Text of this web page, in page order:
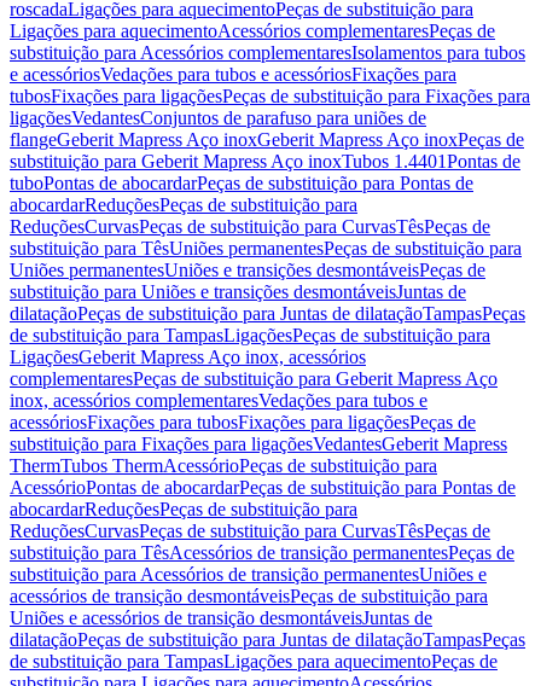
roscadaLigações para aquecimentoPeças de substituição para
Ligações para aquecimentoAcessórios complementaresPeças de
substituição para Acessórios complementaresIsolamentos para tubos
e acessóriosVedações para tubos e acessóriosFixações para
tubosFixações para ligaçõesPeças de substituição para Fixações para
ligaçõesVedantesConjuntos de parafuso para uniões de
flangeGeberit Mapress Aço inoxGeberit Mapress Aço inoxPeças de
substituição para Geberit Mapress Aço inoxTubos 1.4401Pontas de
tuboPontas de abocardarPeças de substituição para Pontas de
abocardarReduçõesPeças de substituição para
ReduçõesCurvasPeças de substituição para CurvasTêsPeças de
substituição para TêsUniões permanentesPeças de substituição para
Uniões permanentesUniões e transições desmontáveisPeças de
substituição para Uniões e transições desmontáveisJuntas de
dilataçãoPeças de substituição para Juntas de dilataçãoTampasPeças
de substituição para TampasLigaçõesPeças de substituição para
LigaçõesGeberit Mapress Aço inox, acessórios
complementaresPeças de substituição para Geberit Mapress Aço
inox, acessórios complementaresVedações para tubos e
acessóriosFixações para tubosFixações para ligaçõesPeças de
substituição para Fixações para ligaçõesVedantesGeberit Mapress
ThermTubos ThermAcessórioPeças de substituição para
AcessórioPontas de abocardarPeças de substituição para Pontas de
abocardarReduçõesPeças de substituição para
ReduçõesCurvasPeças de substituição para CurvasTêsPeças de
substituição para TêsAcessórios de transição permanentesPeças de
substituição para Acessórios de transição permanentesUniões e
acessórios de transição desmontáveisPeças de substituição para
Uniões e acessórios de transição desmontáveisJuntas de
dilataçãoPeças de substituição para Juntas de dilataçãoTampasPeças
de substituição para TampasLigações para aquecimentoPeças de